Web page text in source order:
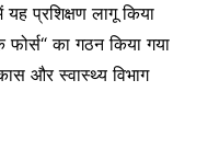
प्रशिक्षण लागू किया
का गठन किया गया
और स्वास्थ्य विभाग